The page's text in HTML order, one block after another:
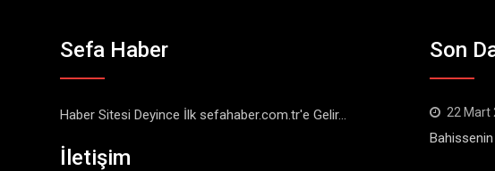
Sefa Haber
Haber Sitesi Deyince İlk sefahaber.com.tr'e Gelir...
İletişim
Son
22 Mart